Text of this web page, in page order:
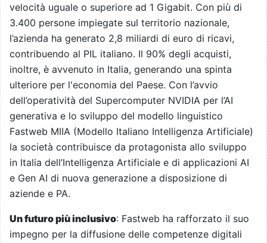
velocità uguale o superiore ad 1 Gigabit. Con più di
3.400 persone impiegate sul territorio nazionale,
l’azienda ha generato 2,8 miliardi di euro di ricavi,
contribuendo al PIL italiano. Il 90% degli acquisti,
inoltre, è avvenuto in Italia, generando una spinta
ulteriore per l'economia del Paese. Con l’avvio
dell’operatività del Supercomputer NVIDIA per l’AI
generativa e lo sviluppo del modello linguistico
Fastweb MIIA (Modello Italiano Intelligenza Artificiale)
la società contribuisce da protagonista allo sviluppo
in Italia dell’Intelligenza Artificiale e di applicazioni AI
e Gen AI di nuova generazione a disposizione di
aziende e PA.
Un futuro più inclusivo: Fastweb ha rafforzato il suo
impegno per la diffusione delle competenze digitali